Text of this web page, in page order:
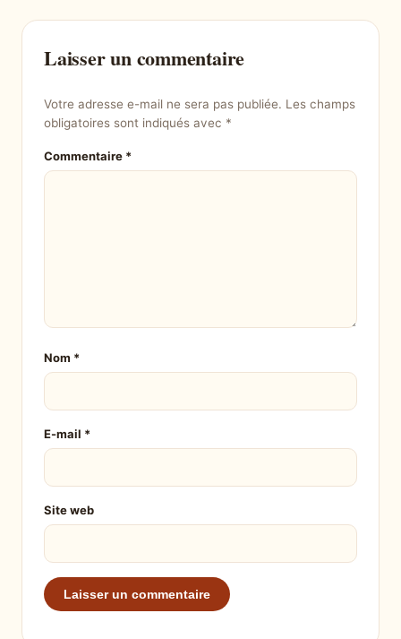
Laisser un commentaire
Votre adresse e-mail ne sera pas publiée. Les champs
obligatoires sont indiqués avec *
Commentaire *
Nom *
E-mail *
Site web